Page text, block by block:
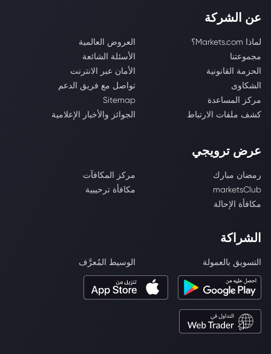
عن الشركة
لماذا Markets.com؟
العروض العالمية
مجموعتنا
الأسئلة الشائعة
الحزمة القانونية
الأمان عبر الانترنت
الشكاوى
تواصل مع فريق الدعم
مركز المساعدة
Sitemap
كشف ملفات الارتباط
الجوائز والأخبار الإعلامية
عرض ترويجي
رمضان مبارك
مركز المكافآت
marketsClub
مكافأة ترحيبية
مكافأة الإحالة
الشراكة
التسويق بالعمولة الوسيط المُعرَّف